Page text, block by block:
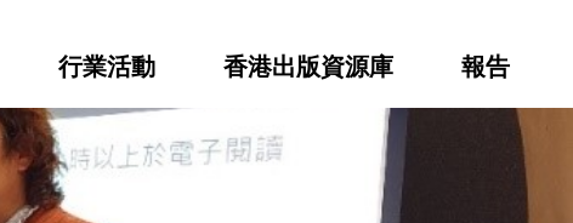
行業活動 香港出版資源庫 報告